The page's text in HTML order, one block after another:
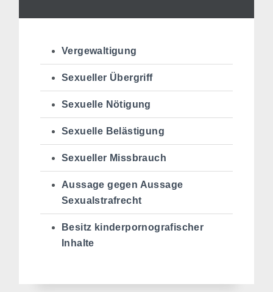
Vergewaltigung
Sexueller Übergriff
Sexuelle Nötigung
Sexuelle Belästigung
Sexueller Missbrauch
Aussage gegen Aussage
Sexualstrafrecht
Besitz kinderpornografischer
Inhalte